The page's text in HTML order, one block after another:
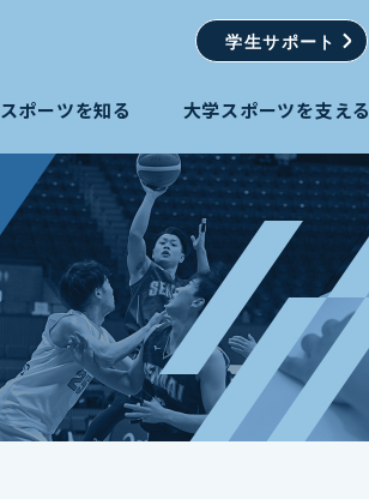
学生サポート
ポーツを知る 大学スポーツを支える